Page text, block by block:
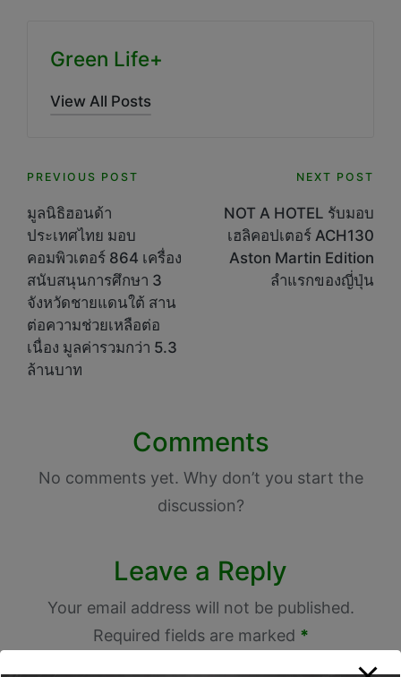
Green Life+
View All Posts
Post
navigation
PREVIOUS POST
มูลนิธิฮอนด้า
ประเทศไทย มอบ
คอมพิวเตอร์ 864 เครื่อง
สนับสนุนการศึกษา 3
จังหวัดชายแดนใต้ สาน
ต่อความช่วยเหลือต่อ
เนื่อง มูลค่ารวมกว่า 5.3
ล้านบาท
NEXT POST
NOT A HOTEL รับมอบ
เฮลิคอปเตอร์ ACH130
Aston Martin Edition
ลำแรกของญี่ปุ่น
Comments
No comments yet. Why don’t you start the
discussion?
Leave a Reply
Your email address will not be published.
Required fields are marked *